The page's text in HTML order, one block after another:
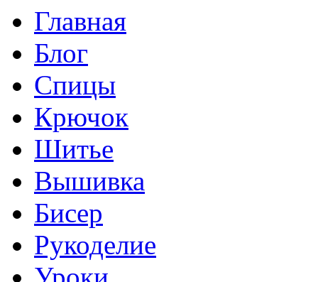
Главная
Блог
Спицы
Крючок
Шитье
Вышивка
Бисер
Рукоделие